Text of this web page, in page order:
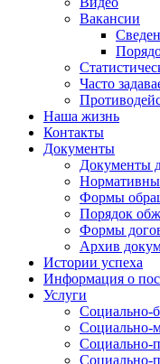
Вакансии
Часто
Наша жизнь
Контакты
Документы
Документы
Формы
Порядок
Формы
Архив
Истории успеха
Информация о
Услуги
Социально-
Социально-
Социально-
Социально-